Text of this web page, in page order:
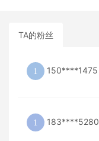
TA的粉丝
150****1475
183****5280